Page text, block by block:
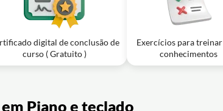
stride), como a mão esquerda alterna os baixos durante o
Acordes de Barra
escrito com barra (ex.: Dó/Mi) no piano popular de
digital de conclusão de
curso ( Gratuito )
Exercícios para treinar
conhecimentos
Piano e teclado